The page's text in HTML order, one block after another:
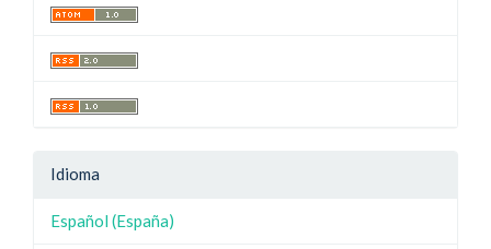
Idioma
Español (España)